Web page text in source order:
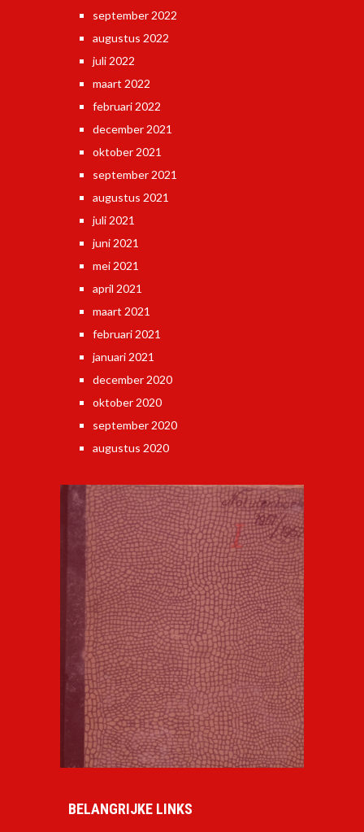
september 2022
augustus 2022
juli 2022
maart 2022
februari 2022
december 2021
oktober 2021
september 2021
augustus 2021
juli 2021
juni 2021
mei 2021
april 2021
maart 2021
februari 2021
januari 2021
december 2020
oktober 2020
september 2020
augustus 2020
BELANGRIJKE LINKS